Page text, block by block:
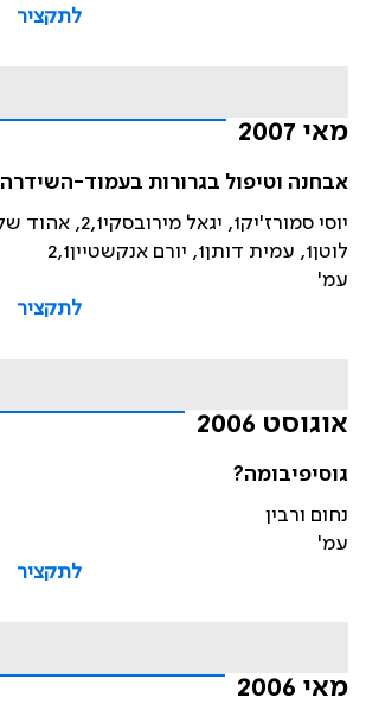
לתקציר
מאי 2007
אבחנה וטיפול בגרורות בעמוד-השידרה
לוטן1, עמית דותן1, יורם אנקשטיין2,1
עמ'
לתקציר
אוגוסט 2006
גוסיפיבומה?
נחום ורבין
עמ'
לתקציר
מאי 2006